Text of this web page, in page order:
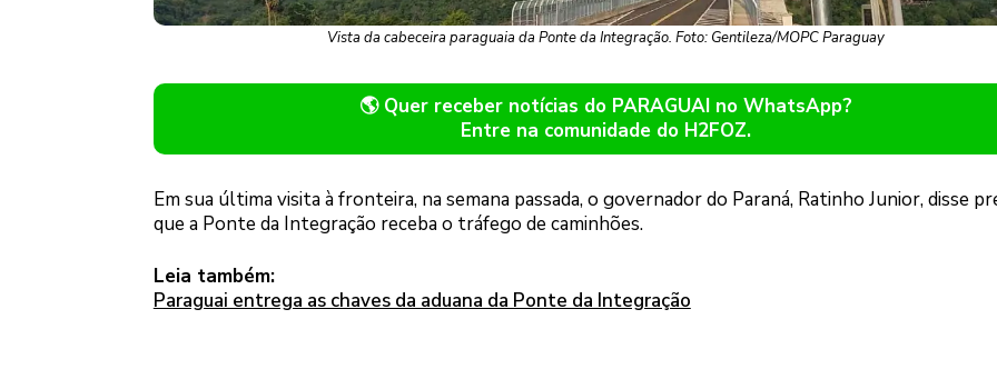
Vista da cabeceira paraguaia da Ponte da Integração. Foto: Gentileza/MOPC Paraguay
🌎 Quer receber notícias do PARAGUAI no WhatsApp?
Entre na comunidade do H2FOZ.
Em sua última visita à fronteira, na semana passada, o governador do Paraná, Ratinho Junior, disse
que a Ponte da Integração receba o tráfego de caminhões.
Leia também:
Paraguai entrega as chaves da aduana da Ponte da Integração